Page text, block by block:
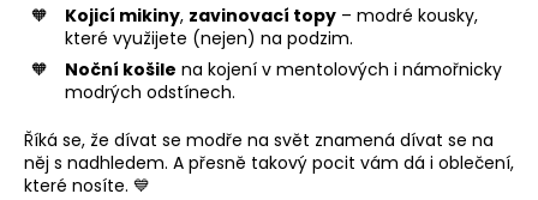
Kojicí mikiny, zavinovací topy – modré kousky,
které využijete (nejen) na podzim.
Noční košile na kojení v mentolových i námořnicky
modrých odstínech.
Říká se, že dívat se modře na svět znamená dívat se na
něj s nadhledem. A přesně takový pocit vám dá i oblečení,
které nosíte. 💙
?
HLEDAT